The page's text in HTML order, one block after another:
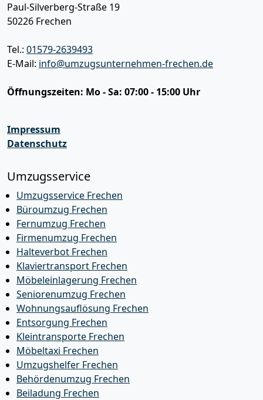
Paul-Silverberg-Straße 19
50226 Frechen
Tel.: 01579-2639493
E-Mail: info@umzugsunternehmen-frechen.de
Öffnungszeiten: Mo - Sa: 07:00 - 15:00 Uhr
Impressum
Datenschutz
Umzugsservice
Umzugsservice Frechen
Büroumzug Frechen
Fernumzug Frechen
Firmenumzug Frechen
Halteverbot Frechen
Klaviertransport Frechen
Möbeleinlagerung Frechen
Seniorenumzug Frechen
Wohnungsauflösung Frechen
Entsorgung Frechen
Kleintransporte Frechen
Möbeltaxi Frechen
Umzugshelfer Frechen
Behördenumzug Frechen
Beiladung Frechen